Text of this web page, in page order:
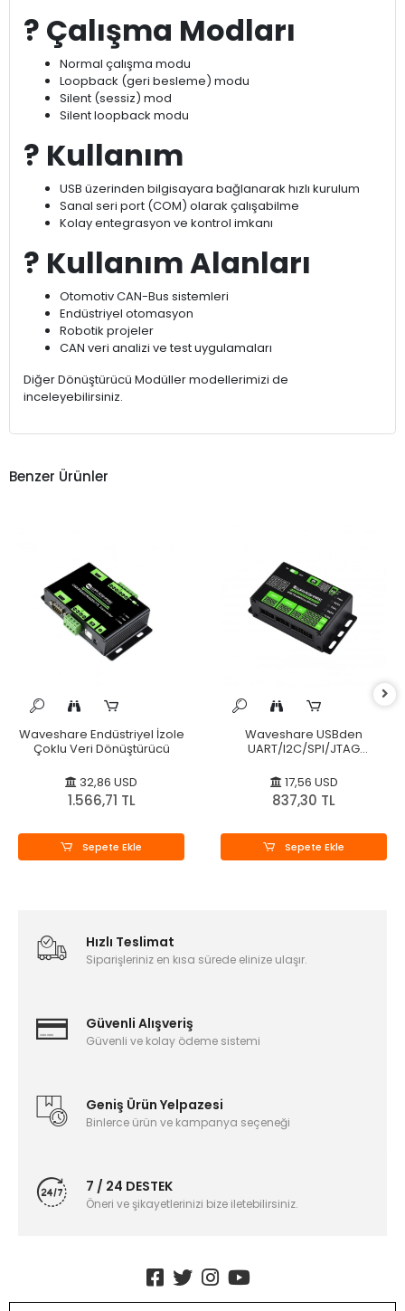
? ️ Çalışma Modları
Normal çalışma modu
Loopback (geri besleme) modu
Silent (sessiz) mod
Silent loopback modu
? Kullanım
USB üzerinden bilgisayara bağlanarak hızlı kurulum
Sanal seri port (COM) olarak çalışabilme
Kolay entegrasyon ve kontrol imkanı
? Kullanım Alanları
Otomotiv CAN-Bus sistemleri
Endüstriyel otomasyon
Robotik projeler
CAN veri analizi ve test uygulamaları
Diğer Dönüştürücü Modüller modellerimizi de
inceleyebilirsiniz.
Benzer Ürünler
Waveshare Endüstriyel İzole
Çoklu Veri Dönüştürücü
32,86 USD
1.566,71 TL
Sepete Ekle
Waveshare USBden
UART/I2C/SPI/JTAG
17,56 USD
837,30 TL
Sepete Ekle
Hızlı Teslimat
Siparişleriniz en kısa sürede elinize ulaşır.
Güvenli Alışveriş
Güvenli ve kolay ödeme sistemi
Geniş Ürün Yelpazesi
Binlerce ürün ve kampanya seçeneği
7 / 24 DESTEK
Öneri ve şikayetlerinizi bize iletebilirsiniz.